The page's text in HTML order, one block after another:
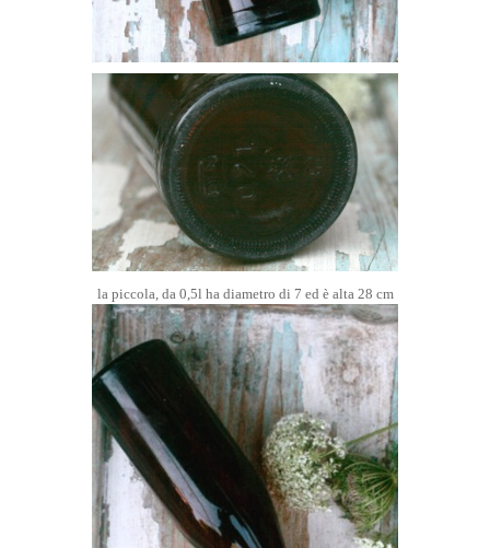
la piccola, da 0,5l ha diametro di 7 ed è alta 28 cm